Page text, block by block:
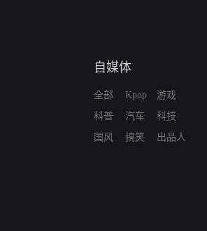
自媒体
全部
科普
国风
Kpop
汽车
搞笑
游戏
科技
出品人